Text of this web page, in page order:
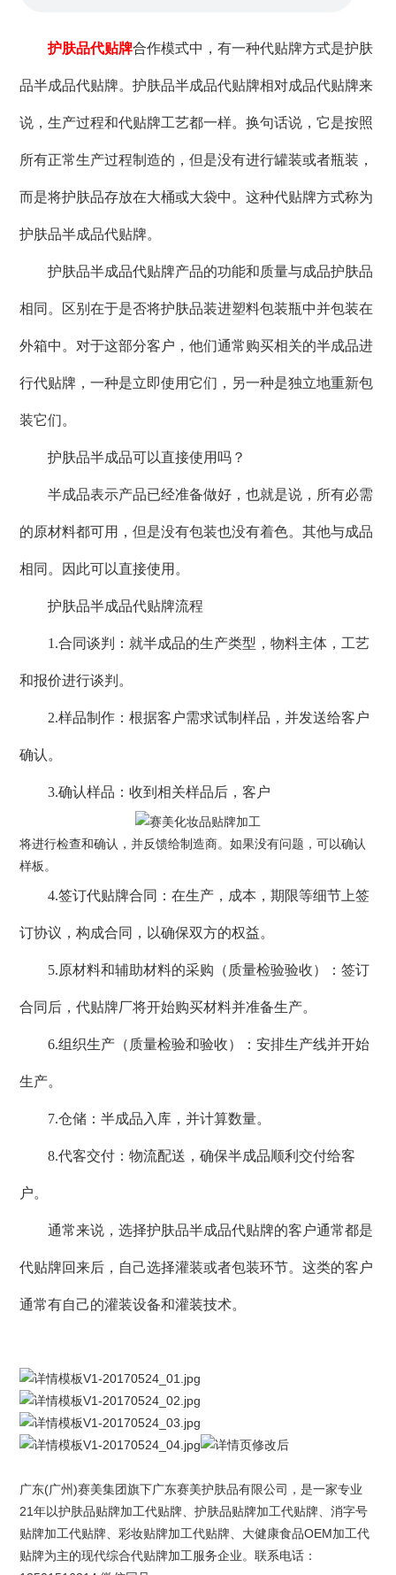
护肤品代贴牌合作模式中，有一种代贴牌方式是护肤
品半成品代贴牌。护肤品半成品代贴牌相对成品代贴牌来
说，生产过程和代贴牌工艺都一样。换句话说，它是按照
所有正常生产过程制造的，但是没有进行罐装或者瓶装，
而是将护肤品存放在大桶或大袋中。这种代贴牌方式称为
护肤品半成品代贴牌。
护肤品半成品代贴牌产品的功能和质量与成品护肤品
相同。区别在于是否将护肤品装进塑料包装瓶中并包装在
外箱中。对于这部分客户，他们通常购买相关的半成品进
行代贴牌，一种是立即使用它们，另一种是独立地重新包
装它们。
护肤品半成品可以直接使用吗？
半成品表示产品已经准备做好，也就是说，所有必需
的原材料都可用，但是没有包装也没有着色。其他与成品
相同。因此可以直接使用。
护肤品半成品代贴牌流程
1.合同谈判：就半成品的生产类型，物料主体，工艺
和报价进行谈判。
2.样品制作：根据客户需求试制样品，并发送给客户
确认。
3.确认样品：收到相关样品后，客户
将进行检查和确认，并反馈给制造商。如果没有问题，可以确认
样板。
4.签订代贴牌合同：在生产，成本，期限等细节上签
订协议，构成合同，以确保双方的权益。
5.原材料和辅助材料的采购（质量检验验收）：签订
合同后，代贴牌厂将开始购买材料并准备生产。
6.组织生产（质量检验和验收）：安排生产线并开始
生产。
7.仓储：半成品入库，并计算数量。
8.代客交付：物流配送，确保半成品顺利交付给客
户。
通常来说，选择护肤品半成品代贴牌的客户通常都是
代贴牌回来后，自己选择灌装或者包装环节。这类的客户
通常有自己的灌装设备和灌装技术。
广东(广州)赛美集团旗下广东赛美护肤品有限公司 ，是一家专业
21年以护肤品贴牌加工代贴牌、护肤品贴牌加工代贴牌、消字号
贴牌加工代贴牌、彩妆贴牌加工代贴牌、大健康食品OEM加工代
贴牌为主的现代综合代贴牌加工服务企业。联系电话：